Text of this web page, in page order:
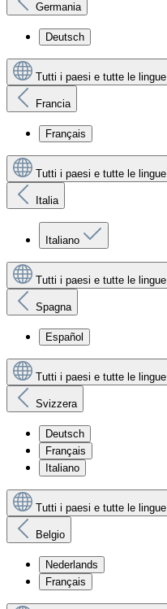
Germania
Deutsch
Tutti i paesi e tutte le lingue
Francia
Français
Tutti i paesi e tutte le lingue
Italia
Italiano
Tutti i paesi e tutte le lingue
Spagna
Español
Tutti i paesi e tutte le lingue
Svizzera
Deutsch
Français
Italiano
Tutti i paesi e tutte le lingue
Belgio
Nederlands
Français